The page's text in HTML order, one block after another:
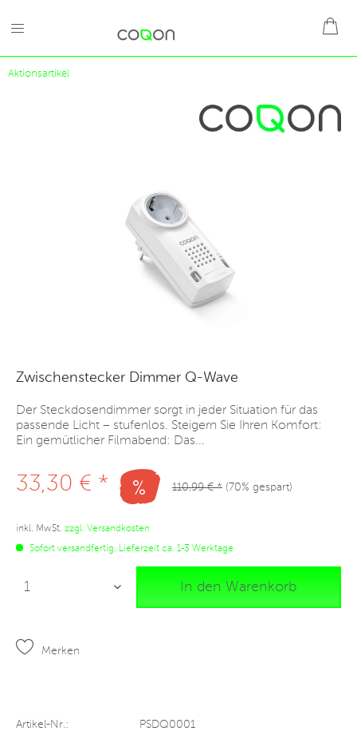
Aktionsartikel
Zwischenstecker Dimmer Q-Wave
Der Steckdosendimmer sorgt in jeder Situation für das
passende Licht – stufenlos. Steigern Sie Ihren Komfort:
Ein gemütlicher Filmabend: Das...
33,30 € * 110,99 € * (70% gespart)
inkl. MwSt. zzgl. Versandkosten
Sofort versandfertig, Lieferzeit ca. 1-3 Werktage
In den Warenkorb
Merken
Artikel-Nr.: PSDQ0001